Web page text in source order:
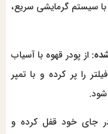
با سیستم گرمایشی سریع،
از پودر قهوه با آسیاب
را پر کرده و با تمپر
در جای خود قفل کرده و